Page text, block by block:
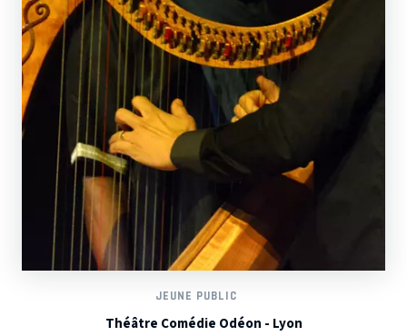
JEUNE PUBLIC
Théâtre Comédie Odéon - Lyon